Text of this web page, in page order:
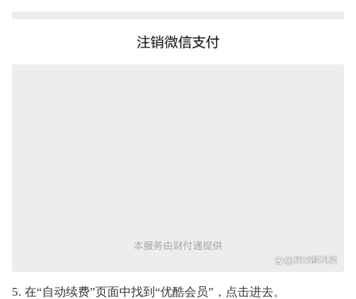
5. 在“自动续费”页面中找到“优酷会员”，点击进去。